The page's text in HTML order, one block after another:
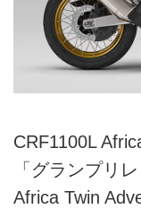
CRF1100L
「グランプリ
Africa Twin